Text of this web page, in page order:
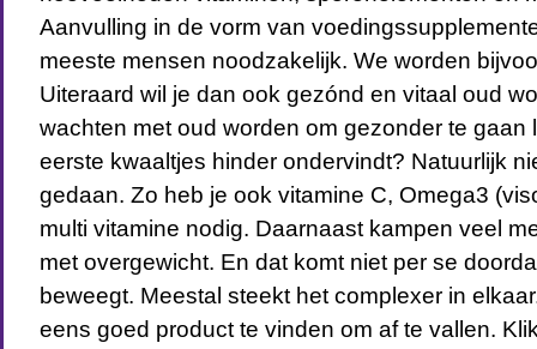
Aanvulling in de vorm van
meeste mensen noodzakelijk. We worden
Uiteraard wil je dan ook gezónd en vitaal oud
wachten met oud worden om gezonder te gaan
eerste kwaaltjes hinder ondervindt? Natuurlijk
gedaan. Zo heb je ook vitamine C, Omega3
multi vitamine nodig. Daarnaast kampen veel
met overgewicht. En dat komt niet per se
beweegt. Meestal steekt het complexer in
eens goed product te vinden om af te vallen.